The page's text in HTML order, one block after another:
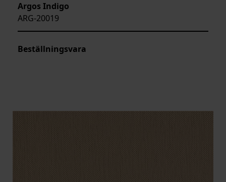
Argos Indigo
ARG-20019
Beställningsvara